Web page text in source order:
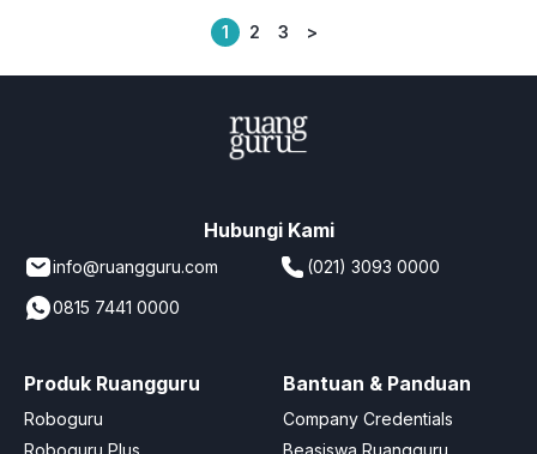
Posts
1 2 3 >
Hubungi Kami
info@ruangguru.com
(021) 3093 0000
0815 7441 0000
Produk Ruangguru
Roboguru
Roboguru Plus
Bantuan & Panduan
Company Credentials
Beasiswa Ruangguru